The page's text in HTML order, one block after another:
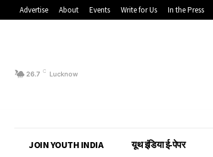
Advertise About Events Write for Us In the Press
26.7 C Lucknow
JOIN YOUTH INDIA यूथ इंडिया ई-पेपर